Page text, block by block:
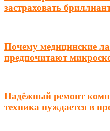
застраховать
Почему медицинские
предпочитают
Надёжный ремонт
техника нуждается в